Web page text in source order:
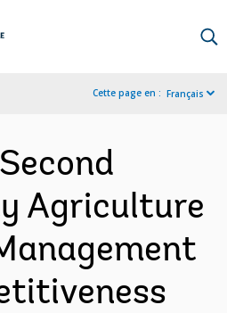
Cette page en : Français
Agriculture